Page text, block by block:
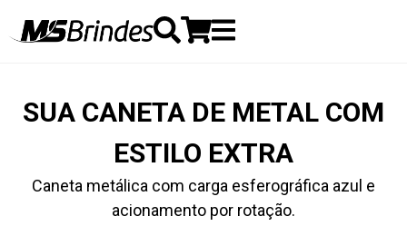
SUA CANETA DE METAL COM
ESTILO EXTRA
Caneta metálica com carga esferográfica azul e
acionamento por rotação.